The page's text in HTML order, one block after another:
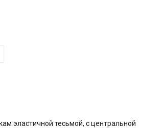
эластичной тесьмой, с центральной